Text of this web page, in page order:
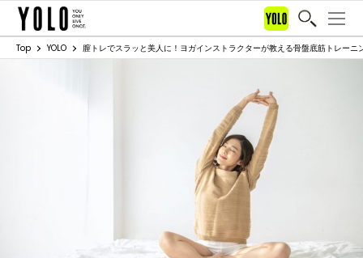
Top YOLO 膣トレでスラッと美人に！ヨガインストラクターが教える骨盤底筋トレーニ